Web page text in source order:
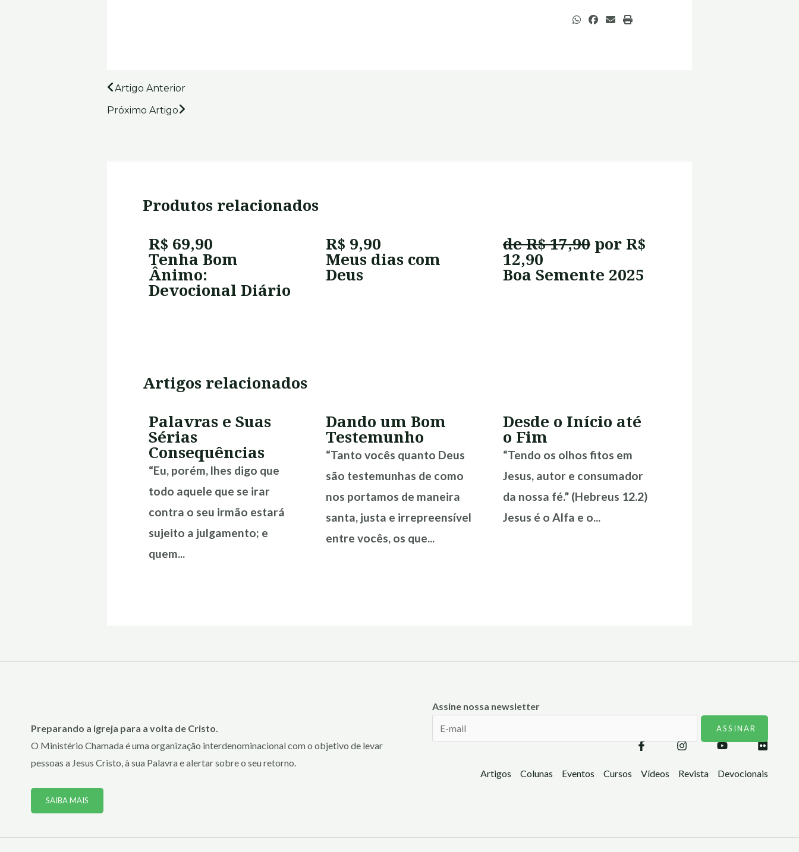
Prev
Artigo Anterior
Próximo Artigo
Next
Produtos relacionados
R$ 69,90
Tenha Bom
Ânimo:
Devocional Diário
R$ 9,90
Meus dias com
Deus
de R$ 17,90 por R$
12,90
Boa Semente 2025
Artigos relacionados
Palavras e Suas
Sérias
Consequências
“Eu, porém, lhes digo que
todo aquele que se irar
contra o seu irmão estará
sujeito a julgamento; e
quem...
Dando um Bom
Testemunho
“Tanto vocês quanto Deus
são testemunhas de como
nos portamos de maneira
santa, justa e irrepreensível
entre vocês, os que...
Desde o Início até
o Fim
“Tendo os olhos fitos em
Jesus, autor e consumador
da nossa fé.” (Hebreus 12.2)
Jesus é o Alfa e o...
Preparando a igreja para a volta de Cristo.
O Ministério Chamada é uma organização interdenominacional com o objetivo de levar
pessoas a Jesus Cristo, à sua Palavra e alertar sobre o seu retorno.
SAIBA MAIS
Assine nossa newsletter
Artigos Colunas Eventos Cursos Vídeos Revista Devocionais